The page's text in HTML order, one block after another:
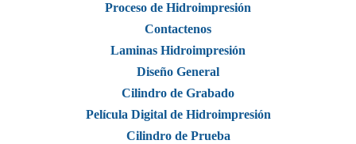
Proceso de Hidroimpresión
Contactenos
Laminas Hidroimpresión
Diseño General
Cilindro de Grabado
Película Digital de Hidroimpresión
Cilindro de Prueba